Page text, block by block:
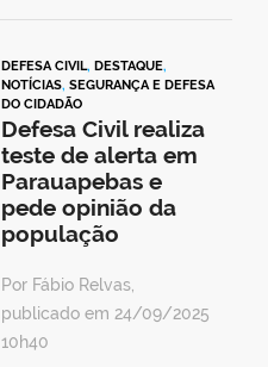
DEFESA CIVIL, DESTAQUE,
NOTÍCIAS, SEGURANÇA E DEFESA
DO CIDADÃO
Defesa Civil realiza
teste de alerta em
Parauapebas e
pede opinião da
população
Por Fábio Relvas,
publicado em 24/09/2025
10h40